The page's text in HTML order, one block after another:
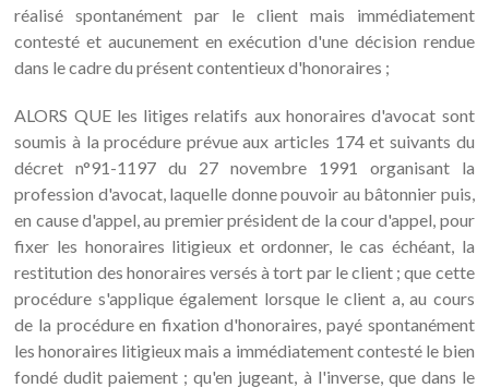
réalisé spontanément par le client mais immédiatement
contesté et aucunement en exécution d'une décision rendue
dans le cadre du présent contentieux d'honoraires ;
ALORS QUE les litiges relatifs aux honoraires d'avocat sont
soumis à la procédure prévue aux articles 174 et suivants du
décret n°91-1197 du 27 novembre 1991 organisant la
profession d'avocat, laquelle donne pouvoir au bâtonnier puis,
en cause d'appel, au premier président de la cour d'appel, pour
fixer les honoraires litigieux et ordonner, le cas échéant, la
restitution des honoraires versés à tort par le client ; que cette
procédure s'applique également lorsque le client a, au cours
de la procédure en fixation d'honoraires, payé spontanément
les honoraires litigieux mais a immédiatement contesté le bien
fondé dudit paiement ; qu'en jugeant, à l'inverse, que dans le